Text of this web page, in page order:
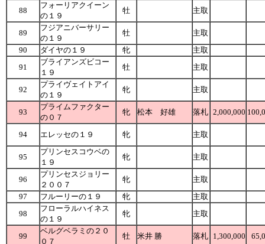
88
フォーリアクイーン
の１９
牡 主取
89
フジアニバーサリー
の１９
牡
主取
90
ダイヤの１９ 牝
主取
91
ブライアンズビコー
１９
牡 主取
92
プライヴェイトアイ
の１９
牝 主取
93
プライムファクター
の０７
牝 松本 好雄 落札 2,000,000
94 エレッセの１９ 牝 主取
95
プリンセスコウベの
１９
牝 主取
96
プリンセスジョリー
２００７
牝
主取
97
フルーリーの１９ 牝
主取
98
フローラルハイネス
の１９
牝 主取
99
ベルグベラミの２０
０７
牡 米井 勝 落札 1,300,000